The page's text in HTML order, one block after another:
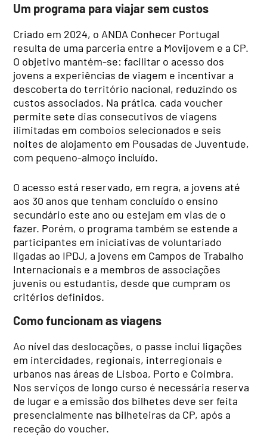
Um programa para viajar sem custos
Criado em 2024, o ANDA Conhecer Portugal
resulta de uma parceria entre a Movijovem e a CP.
O objetivo mantém-se: facilitar o acesso dos
jovens a experiências de viagem e incentivar a
descoberta do território nacional, reduzindo os
custos associados. Na prática, cada voucher
permite sete dias consecutivos de viagens
ilimitadas em comboios selecionados e seis
noites de alojamento em Pousadas de Juventude,
com pequeno-almoço incluído.
O acesso está reservado, em regra, a jovens até
aos 30 anos que tenham concluído o ensino
secundário este ano ou estejam em vias de o
fazer. Porém, o programa também se estende a
participantes em iniciativas de voluntariado
ligadas ao IPDJ, a jovens em Campos de Trabalho
Internacionais e a membros de associações
juvenis ou estudantis, desde que cumpram os
critérios definidos.
Como funcionam as viagens
Ao nível das deslocações, o passe inclui ligações
em intercidades, regionais, interregionais e
urbanos nas áreas de Lisboa, Porto e Coimbra.
Nos serviços de longo curso é necessária reserva
de lugar e a emissão dos bilhetes deve ser feita
presencialmente nas bilheteiras da CP, após a
receção do voucher.